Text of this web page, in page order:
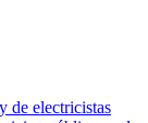
de electricistas